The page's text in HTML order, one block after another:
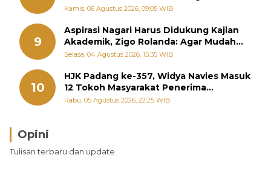
September
Kamis, 06 Agustus 2026, 09:05 WIB
9
Aspirasi Nagari Harus Didukung Kajian
Akademik, Zigo Rolanda: Agar Mudah
Diperjuangkan di Kementerian
Selasa, 04 Agustus 2026, 15:35 WIB
10
HJK Padang ke-357, Widya Navies Masuk
12 Tokoh Masyarakat Penerima
Penghargaan Pemko Padang
Rabu, 05 Agustus 2026, 22:25 WIB
Opini
Tulisan terbaru dan update